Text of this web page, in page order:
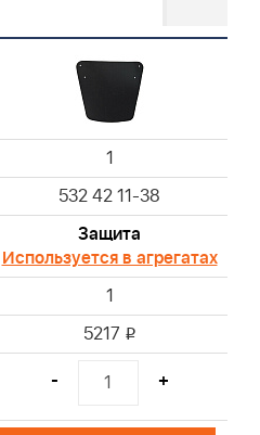
1
532 42 11-38
Защита
Используется в агрегатах
1
5217 i
- +